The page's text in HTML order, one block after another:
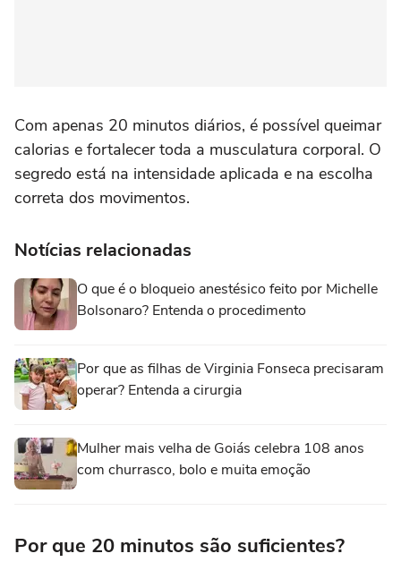
Com apenas 20 minutos diários, é possível queimar
calorias e fortalecer toda a musculatura corporal. O
segredo está na intensidade aplicada e na escolha
correta dos movimentos.
Notícias relacionadas
O que é o bloqueio anestésico feito por Michelle
Bolsonaro? Entenda o procedimento
Por que as filhas de Virginia Fonseca precisaram
operar? Entenda a cirurgia
Mulher mais velha de Goiás celebra 108 anos
com churrasco, bolo e muita emoção
Por que 20 minutos são suficientes?